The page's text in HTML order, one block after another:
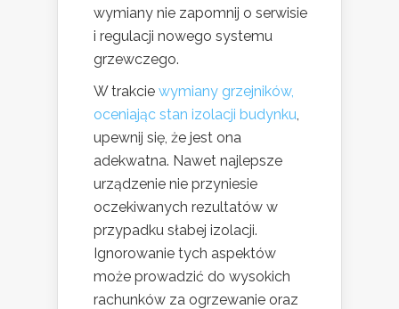
wymiany nie zapomnij o serwisie
i regulacji nowego systemu
grzewczego.
W trakcie wymiany grzejników,
oceniając stan izolacji budynku,
upewnij się, że jest ona
adekwatna. Nawet najlepsze
urządzenie nie przyniesie
oczekiwanych rezultatów w
przypadku słabej izolacji.
Ignorowanie tych aspektów
może prowadzić do wysokich
rachunków za ogrzewanie oraz